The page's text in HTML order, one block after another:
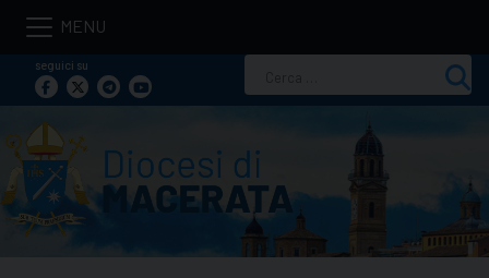
Skip
contentseguici su
per: